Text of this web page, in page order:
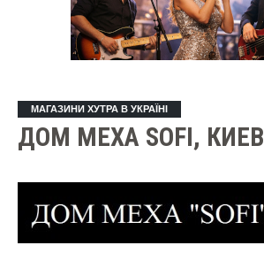
МАГАЗИНИ ХУТРА В УКРАЇНІ
ДОМ МЕХА SOFI, КИЕВ